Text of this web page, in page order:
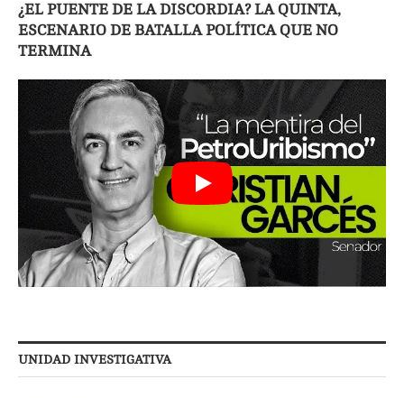
¿EL PUENTE DE LA DISCORDIA? LA QUINTA,
ESCENARIO DE BATALLA POLÍTICA QUE NO
TERMINA
UNIDAD INVESTIGATIVA